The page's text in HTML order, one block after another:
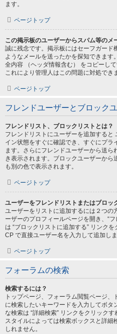
ます。
ページトップ
この掲示板のユーザーからスパム等のメ
誠に残念です。掲示板にはセーフガード
ようなメールを送ったかを探知できま
全内容 （ヘッダ情報含む） をコピーし
これにより管理人はこの問題に対処でき
ページトップ
フレンドユーザーとブロック
フレンドリスト、ブロックリストとは？
フレンドリストにユーザーを追加すると
イン状態をすぐに確認でき、すぐにプラ
ます。さらにフレンドユーザーから送
き表示されます。ブロックユーザーか
も別の色で表示されます。
ページトップ
ユーザーをフレンドリストまたはブロッ
ユーザーをリストに追加するには２つの
ーザーのプロフィールページを開き、“
は “ブロックリストに追加する” リンク
CP で直接ユーザー名を入力して追加し
ページトップ
フォーラムの検索
検索するには？
トップページ、フォーラム閲覧ページ
に検索したいキーワードを入力してボタ
な検索は “詳細検索” リンクをクリック
スタイルによっては検索ボックスと詳細
しれません。